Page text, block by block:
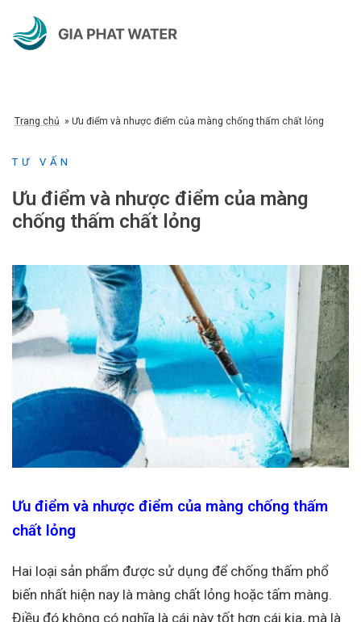
Trang chủ » Ưu điểm và nhược điểm của màng chống thấm chất lỏng
TƯ VẤN
Ưu điểm và nhược điểm của màng
chống thấm chất lỏng
Ưu điểm và nhược điểm của màng chống thấm
chất lỏng
Hai loại sản phẩm được sử dụng để chống thấm phổ
biến nhất hiện nay là màng chất lỏng hoặc tấm màng.
Điều đó không có nghĩa là cái này tốt hơn cái kia, mà là